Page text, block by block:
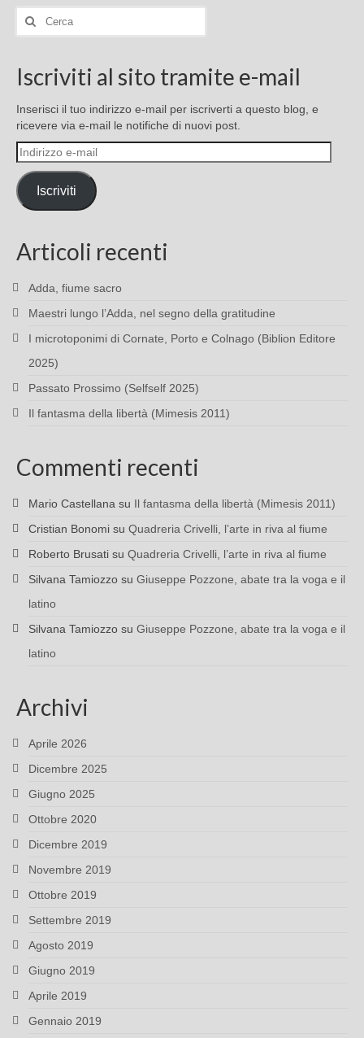
Cerca:
Iscriviti al sito tramite e-mail
Inserisci il tuo indirizzo e-mail per iscriverti a questo blog, e
ricevere via e-mail le notifiche di nuovi post.
Indirizzo
e-
mail
Iscriviti
Articoli recenti
Adda, fiume sacro
Maestri lungo l’Adda, nel segno della gratitudine
I microtoponimi di Cornate, Porto e Colnago (Biblion Editore
2025)
Passato Prossimo (Selfself 2025)
Il fantasma della libertà (Mimesis 2011)
Commenti recenti
Mario Castellana su Il fantasma della libertà (Mimesis 2011)
Cristian Bonomi su Quadreria Crivelli, l’arte in riva al fiume
Roberto Brusati su Quadreria Crivelli, l’arte in riva al fiume
Silvana Tamiozzo su Giuseppe Pozzone, abate tra la voga e il
latino
Silvana Tamiozzo su Giuseppe Pozzone, abate tra la voga e il
latino
Archivi
Aprile 2026
Dicembre 2025
Giugno 2025
Ottobre 2020
Dicembre 2019
Novembre 2019
Ottobre 2019
Settembre 2019
Agosto 2019
Giugno 2019
Aprile 2019
Gennaio 2019